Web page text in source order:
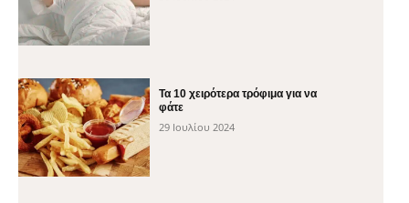
Τα 10 χειρότερα τρόφιμα για να
φάτε
29 Ιουλίου 2024